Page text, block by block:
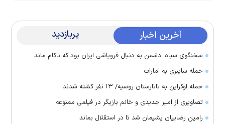
آخرین اخبار پربازدید
سخنگوی سپاه: دشمن به دنبال فروپاشی ایران بود که ناکام ماند
حمله سایبری به امارات
حمله اوکراین به تاتارستان روسیه/ ۱۳ نفر کشته شدند
تصاویری از امیر جدیدی و خانم بازیگر در فیلمی ممنوعه
رامین رضاییان پشیمان شد تا در استقلال بماند